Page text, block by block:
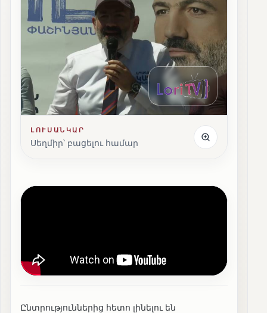
ԼՈՒՍԱՆԿԱՐ
Սեղմիր՝ բացելու համար
Ընտրություններից հետո լինելու են